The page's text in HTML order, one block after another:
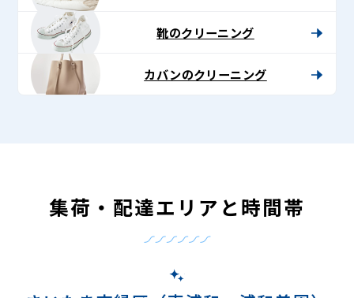
靴のクリーニング
カバンのクリーニング
集荷・配達エリアと時間帯